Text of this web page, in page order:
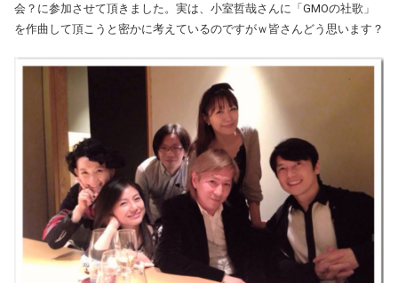
会？に参加させて頂きました。実は、小室哲哉さんに「GMOの社歌」
を作曲して頂こうと密かに考えているのですがｗ皆さんどう思います？